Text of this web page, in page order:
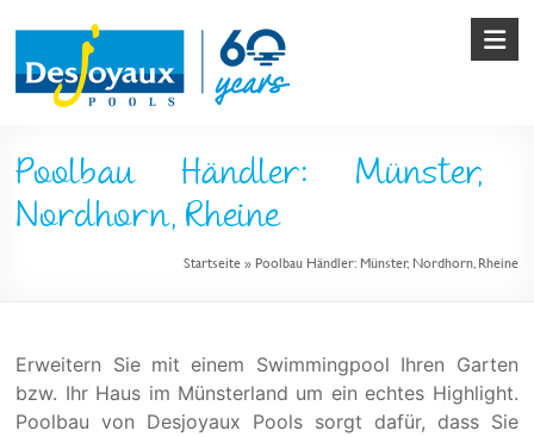
content
&
Poolbau
Poolbau Händler: Münster,
Nordhorn, Rheine
Startseite»Poolbau Händler: Münster, Nordhorn, Rheine
Erweitern Sie mit einem Swimmingpool Ihren Garten
bzw. Ihr Haus im Münsterland um ein echtes Highlight.
Poolbau von Desjoyaux Pools sorgt dafür, dass Sie